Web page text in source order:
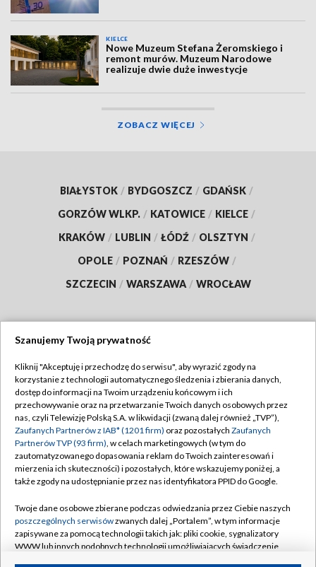
KIELCE
Nowe Muzeum Stefana Żeromskiego i
remont murów. Muzeum Narodowe
realizuje dwie duże inwestycje
ZOBACZ WIĘCEJ
BIAŁYSTOK / BYDGOSZCZ / GDAŃSK /
GORZÓW WLKP. / KATOWICE / KIELCE /
KRAKÓW / LUBLIN / ŁÓDŹ / OLSZTYN /
OPOLE / POZNAŃ / RZESZÓW /
SZCZECIN / WARSZAWA / WROCŁAW
TVP
Abonament TVP
Emisja w TVP
Centrum informacji TVP
Naziemna Telewizja Cyfrowa
Rada Programowa
System NOS
Informacje o nadawcy
Regulamin TVP
Polityka prywatności
Moje zgody
Pomoc
Kontakt
Szanujemy Twoją prywatność
Kliknij "Akceptuję i przechodzę do serwisu", aby wyrazić zgody na
korzystanie z technologii automatycznego śledzenia i zbierania danych,
dostęp do informacji na Twoim urządzeniu końcowym i ich
przechowywanie oraz na przetwarzanie Twoich danych osobowych przez
nas, czyli Telewizję Polską S.A. w likwidacji (zwaną dalej również „TVP”),
Zaufanych Partnerów z IAB* (1201 firm) oraz pozostałych Zaufanych
Partnerów TVP (93 firm), w celach marketingowych (w tym do
zautomatyzowanego dopasowania reklam do Twoich zainteresowań i
mierzenia ich skuteczności) i pozostałych, które wskazujemy poniżej, a
także zgody na udostępnianie przez nas identyfikatora PPID do Google.
Twoje dane osobowe zbierane podczas odwiedzania przez Ciebie naszych
poszczególnych serwisówzwanych dalej „Portalem”, w tym informacje
zapisywane za pomocą technologii takich jak: pliki cookie, sygnalizatory
WWW lub innych podobnych technologii umożliwiających świadczenie